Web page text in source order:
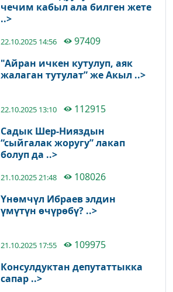
чечим кабыл ала билген жете
..>
22.10.2025 14:56
97409
"Айран ичкен кутулуп, аяк
жалаган тутулат” же Акыл ..>
22.10.2025 13:10
112915
Садык Шер-Нияздын
“сыйгалак жоругу” лакап
болуп да ..>
21.10.2025 21:48
108026
Үнөмчүл Ибраев элдин
үмүтүн өчүрөбү? ..>
21.10.2025 17:55
109975
Консулдуктан депутаттыкка
сапар ..>